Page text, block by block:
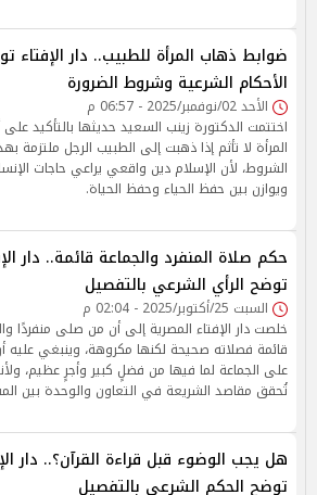
ضوابط ذهاب المرأة للطبيب.. دار الإفتاء
الأحكام الشرعية وشروط الضرورة
الأحد 02/نوفمبر/2025 - 06:57 م
اختتمت الدكتورة زينب السعيد حديثها بالتأكيد على
المرأة لا تأثم إذا ذهبت إلى الطبيب الرجل ملتزمة
الشروط، لأن الإسلام دين واقعي يراعي حاجات
ويوازن بين حفظ الحياء وحفظ الحياة.
حكم صلاة المنفرد والجماعة قائمة.. دار
توضح الرأي الشرعي بالتفصيل
السبت 25/أكتوبر/2025 - 02:04 م
خلصت دار الإفتاء المصرية إلى أن من صلى منفردًا
قائمة فصلاته صحيحة لكنها مكروهة، وينبغي عليه
على الجماعة لما فيها من فضلٍ كبير وأجرٍ عظيم،
تُحقق مقاصد الشريعة في التعاون والوحدة بين
هل يجب الوضوء قبل قراءة القرآن؟.. دار
توضح الحكم الشرعي بالتفصيل